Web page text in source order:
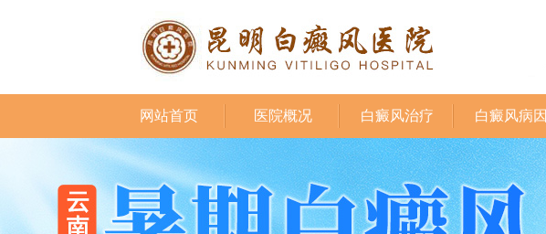
网站首页 医院概况 白癜风治疗 白癜风病因